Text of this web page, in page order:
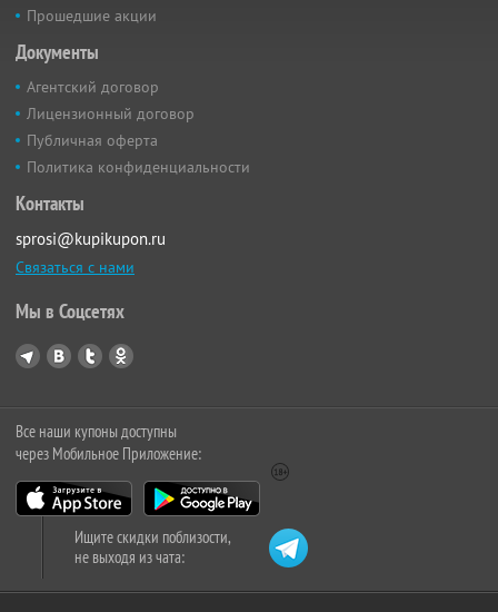
Прошедшие акции
Документы
Агентский договор
Лицензионный договор
Публичная оферта
Политика конфиденциальности
Контакты
sprosi@kupikupon.ru
Связаться с нами
Мы в Соцсетях
Все наши купоны доступны
через Мобильное Приложение:
Ищите скидки поблизости,
не выходя из чата: